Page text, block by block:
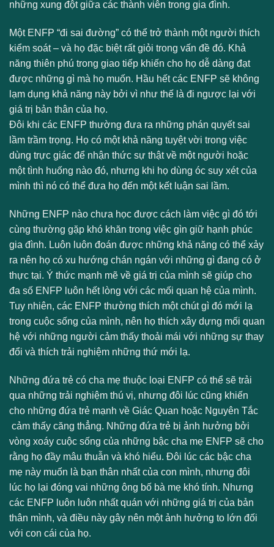
những xung đột giữa các thành viên trong gia đình.
Một ENFP “đi sai đường” có thể trở thành một người thích
kiểm soát – và họ đặc biệt rất giỏi trong vấn đề đó. Khả
năng thiên phú trong giao tiếp khiến cho họ dễ dàng đạt
được những gì mà họ muốn. Hầu hết các ENFP sẽ không
lạm dụng khả năng này bởi vì như thế là đi ngược lại với
giá trị bản thân của họ.
Đôi khi các ENFP thường đưa ra những phán quyết sai
lầm trầm trọng. Họ có một khả năng tuyệt vời trong việc
dùng trực giác để nhận thức sự thật về một người hoặc
một tình huống nào đó, nhưng khi họ dùng óc suy xét của
mình thì nó có thể đưa họ đến một kết luận sai lầm.
Những ENFP nào chưa học được cách làm việc gì đó tới
cùng thường gặp khó khăn trong việc gìn giữ hạnh phúc
gia đình. Luôn luôn đoán được những khả năng có thể xảy
ra nên họ có xu hướng chán ngán với những gì đang có ở
thực tại. Ý thức mạnh mẽ về giá trị của mình sẽ giúp cho
đa số ENFP luôn hết lòng với các mối quan hệ của mình.
Tuy nhiên, các ENFP thường thích một chút gì đó mới lạ
trong cuộc sống của mình, nên họ thích xây dựng mối quan
hệ với những người cảm thấy thoải mái với những sự thay
đổi và thích trải nghiệm những thứ mới lạ.
Những đứa trẻ có cha mẹ thuộc loại ENFP có thể sẽ trải
qua những trải nghiệm thú vị, nhưng đôi lúc cũng khiến
cho những đứa trẻ mạnh về Giác Quan hoặc Nguyên Tắc
cảm thấy căng thẳng. Những đứa trẻ bị ảnh hưởng bởi
vòng xoáy cuộc sống của những bậc cha mẹ ENFP sẽ cho
rằng họ đầy mâu thuẫn và khó hiểu. Đôi lúc các bậc cha
mẹ này muốn là bạn thân nhất của con mình, nhưng đôi
lúc họ lại đóng vai những ông bố bà mẹ khó tính. Nhưng
các ENFP luôn luôn nhất quán với những giá trị của bản
thân mình, và điều này gây nên một ảnh hưởng to lớn đối
với con cái của họ.